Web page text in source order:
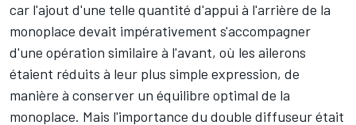
car l'ajout d'une telle quantité d'appui à l'arrière de la
monoplace devait impérativement s'accompagner
d'une opération similaire à l'avant, où les ailerons
étaient réduits à leur plus simple expression, de
manière à conserver un équilibre optimal de la
monoplace. Mais l'importance du double diffuseur était